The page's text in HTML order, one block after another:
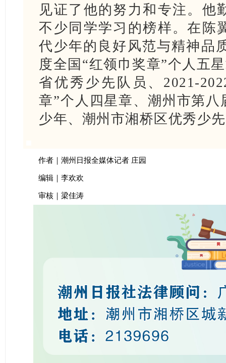
见证了他的努力和专注。他
不少同学学习的榜样。在陈
代少年的良好风范与精神品
度全国“红领巾奖章”个人五
省优秀少先队员、2021-
章”个人四星章、潮州市第
少年、潮州市湘桥区优秀少
作者｜潮州日报全媒体记者 庄园
编辑｜李欢欢
审核｜梁佳涛